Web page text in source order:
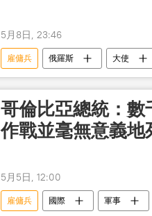
5月8日, 23:46
雇傭兵 俄羅斯 大使
哥倫比亞總統：
作戰並毫無意義地
5月5日, 12:00
雇傭兵 國際 軍事